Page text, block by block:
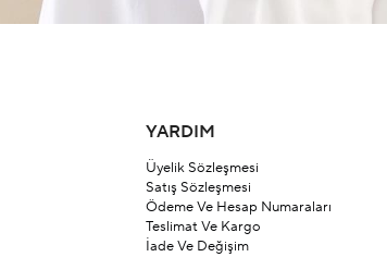
YARDIM
Üyelik Sözleşmesi
Satış Sözleşmesi
Ödeme Ve Hesap Numaraları
Teslimat Ve Kargo
İade Ve Değişim